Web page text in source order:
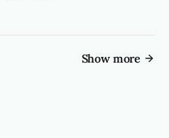
Show more